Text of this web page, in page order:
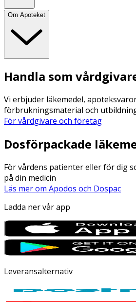
Om Apoteket
Handla som
Vi erbjuder läkemedel,
förbrukningsmaterial och
För vårdgivare och företag
Dosförpackade
För vårdens patienter eller för dig
på din medicin
Läs mer om Apodos och Dospac
Ladda ner vår app
Leveransalternativ